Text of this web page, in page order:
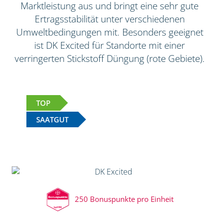
Marktleistung aus und bringt eine sehr gute
Ertragsstabilität unter verschiedenen
Umweltbedingungen mit. Besonders geeignet
ist DK Excited für Standorte mit einer
verringerten Stickstoff Düngung (rote Gebiete).
TOP
SAATGUT
250 Bonuspunkte pro Einheit